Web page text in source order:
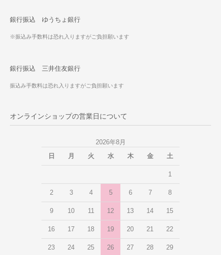
銀行振込 ゆうちょ銀行
※振込み手数料は恐れ入りますがご負担願います
銀行振込 三井住友銀行
振込み手数料は恐れ入りますがご負担願います
オンラインショップの営業日について
2026年8月
日
月 火 水 木 金 土
1
2 3 4 5 6 7 8
9 10 11 12 13 14 15
16 17 18 19 20 21 22
23 24 25 26 27 28 29